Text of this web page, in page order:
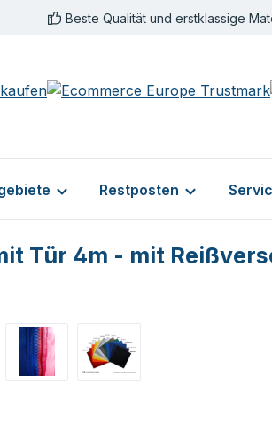
Beste Qualität und erstklassige
Restposten
Tür 4m - mit